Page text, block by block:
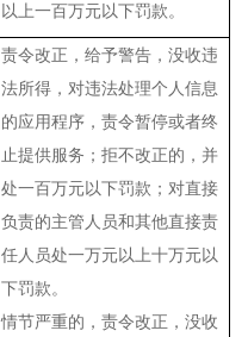
以上一百万元以下罚款。
责令改正，给予警告，没收违
法所得，对违法处理个人信息
的应用程序，责令暂停或者终
止提供服务；拒不改正的，并
处一百万元以下罚款；对直接
负责的主管人员和其他直接责
任人员处一万元以上十万元以
下罚款。
情节严重的，责令改正，没收